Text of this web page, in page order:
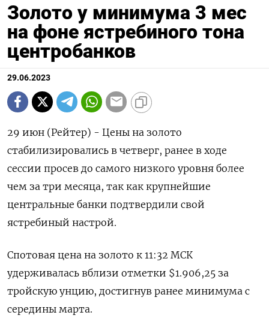
Золото у минимума 3 мес
на фоне ястребиного тона
центробанков
29.06.2023
29 июн (Рейтер) - Цены на золото
стабилизировались в четверг, ранее в ходе
сессии просев до самого низкого уровня более
чем за три месяца, так как крупнейшие
центральные банки подтвердили свой
ястребиный настрой.
Спотовая цена на золото к 11:32 МСК
удерживалась вблизи отметки $1.906,25​ за
тройскую унцию, достигнув ранее минимума с
середины марта.